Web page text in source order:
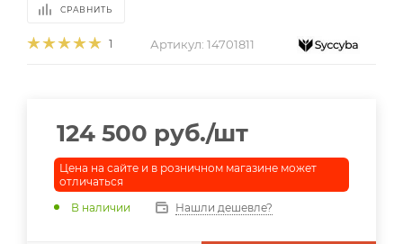
СРАВНИТЬ
1 Артикул: 14701811
124 500 руб./шт
Цена на сайте и в розничном магазине может
отличаться
В наличии
Нашли дешевле?